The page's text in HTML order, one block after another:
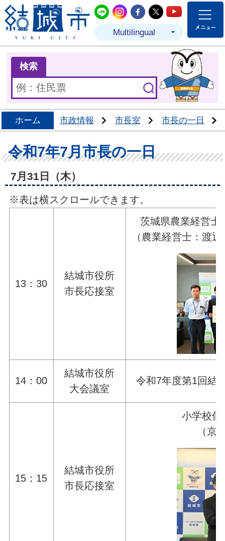
結城市公式LINE
結城市公式Instagram
結城市公式
結城市公式
結城市
Multilingual
検索
ホーム 市政情報 市長室 市長の一日
令和7年7月市長の一日
7月31日（木）
※表は横スクロールできます。
13：30
結城市役所
市長応接室
茨城県農業経営士
（農業経営士：渡
14：00
結城市役所
大会議室
令和7年度第1回結
15：15
結城市役所
市長応接室
小学校低
（京